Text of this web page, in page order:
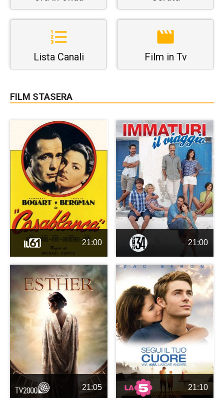
Lista Canali Film in Tv
FILM STASERA
21:00 21:00
21:05 21:10